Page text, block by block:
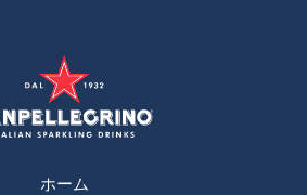
ホーム